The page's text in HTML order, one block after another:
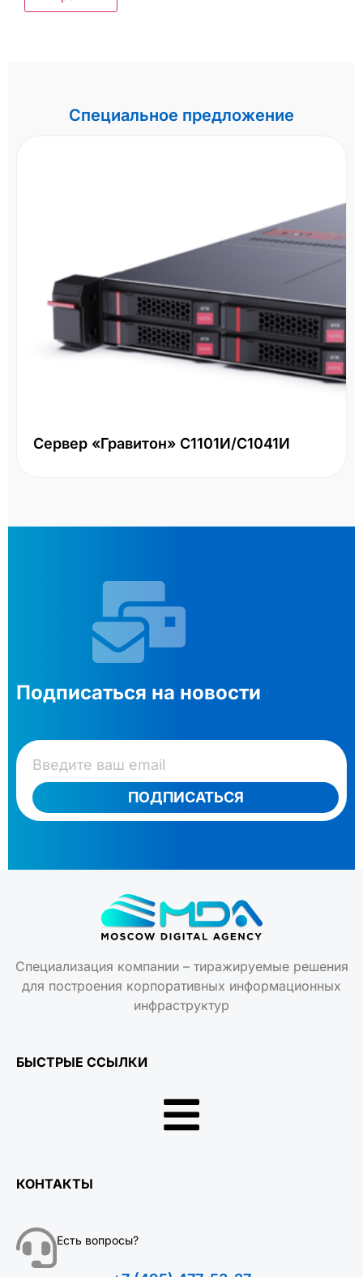
Специальное предложение
Сервер «Гравитон» С1101И/С1041И
Подписаться на новости
ПОДПИСАТЬСЯ
Специализация компании – тиражируемые решения
для построения корпоративных информационных
инфраструктур
БЫСТРЫЕ ССЫЛКИ
КОНТАКТЫ
Есть вопросы?